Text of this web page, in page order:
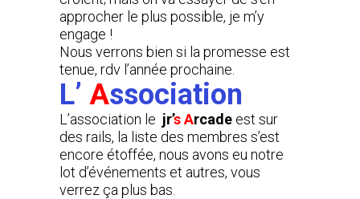
approcher le plus possible, je m’y
engage !
Nous verrons bien si la promesse est
tenue, rdv l’année prochaine.
L’ Association
L’association le jr’sArcade est sur
des rails, la liste des membres s’est
encore étoffée, nous avons eu notre
lot d’événements et autres, vous
verrez ça plus bas.